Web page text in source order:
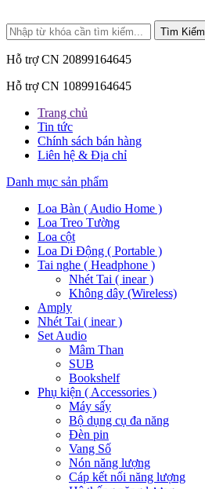
Tìm Kiếm
Hỗ trợ CN 20899164645
Hỗ trợ CN 10899164645
Trang chủ
Tin tức
Chính sách bán hàng
Liên hệ & Địa chỉ
Danh mục sản phẩm
Loa Bàn ( Audio Home )
Loa Treo Tường
Loa cột
Loa Di Động ( Portable )
Tai nghe ( Headphone )
Nhét Tai ( inear )
Không dây (Wireless)
Amply
Nhét Tai ( inear )
Set Audio
Mâm Than
SUB
Bookshelf
Phụ kiện ( Accessories )
Máy sấy
Bộ dụng cụ đa năng
Đèn pin
Vang Số
Nón năng lượng
Cáp kết nối năng lượng